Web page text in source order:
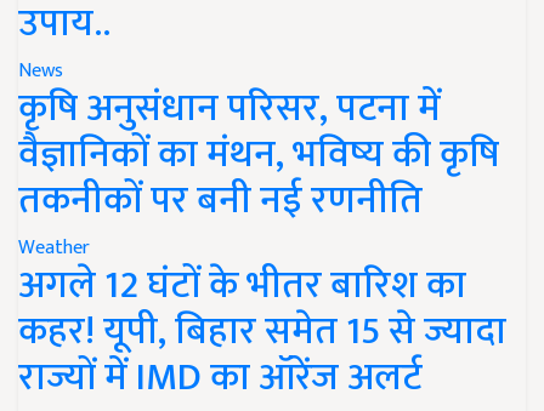
उपाय..
News
कृषि अनुसंधान परिसर, पटना में
वैज्ञानिकों का मंथन, भविष्य की कृषि
तकनीकों पर बनी नई रणनीति
Weather
अगले 12 घंटों के भीतर बारिश का
कहर! यूपी, बिहार समेत 15 से ज्यादा
राज्यों में IMD का ऑरेंज अलर्ट